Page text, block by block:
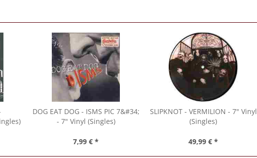
DOG EAT DOG - ISMS PIC 7&#34;
- 7" Vinyl (Singles)
7,99 € *
SLIPKNOT- VERMILION - 7" Vinyl
(Singles)
49,99 € *